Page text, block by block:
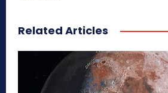
Related Articles